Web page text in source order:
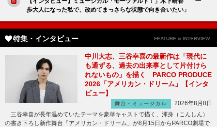
歩大人になった私で、改めてまっさらな状態で向き合いたい」
特集・インタビュー FEATURE & INTERVIEW
中川大志、三谷幸喜の最新作は「現代に
も通ずる、過去の出来事として片付けら
れないもの」を描く PARCO PRODUCE
2026「アメリカン・ドリーム」【インタ
ビュー】
舞台・ミュージカル
2026年8月8日
三谷幸喜が長年温めていたテーマを豪華キャストで描く、渾身（こんしん）
の書き下ろし新作舞台「アメリカン・ドリーム」が8月15日からPARCO劇場で